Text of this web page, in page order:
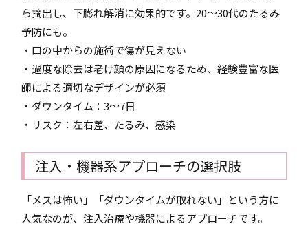
ら摘出し、下膨れ解消に効果的です。20～30代のたるみ
予防にも。
・口の中からの施術で傷が見えない
・過度な除去は老け顔の原因になるため、経験豊富な医
師による適切なデザインが必須
・ダウンタイム：3～7日
・リスク：左右差、たるみ、感染
注入・機器系アプローチの選択肢
「メスは怖い」「ダウンタイムが取れない」という方に
人気なのが、注入治療や機器によるアプローチです。